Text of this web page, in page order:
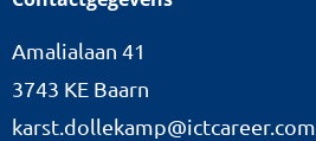
Amalialaan 41
3743 KE Baarn
karst.dollekamp@ictcareer.com